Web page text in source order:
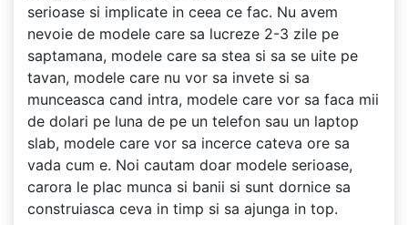
serioase si implicate in ceea ce fac. Nu avem
nevoie de modele care sa lucreze 2-3 zile pe
saptamana, modele care sa stea si sa se uite pe
tavan, modele care nu vor sa invete si sa
munceasca cand intra, modele care vor sa faca mii
de dolari pe luna de pe un telefon sau un laptop
slab, modele care vor sa incerce cateva ore sa
vada cum e. Noi cautam doar modele serioase,
carora le plac munca si banii si sunt dornice sa
construiasca ceva in timp si sa ajunga in top.